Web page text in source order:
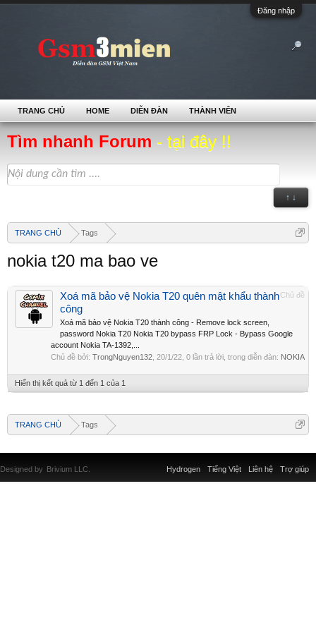
Đăng nhập
Tìm nhanh Forum - tại đây !!
↑ ↓
TRANG CHỦ Tags
nokia t20 ma bao ve
Chủ đề
Xoá mã bảo vệ Nokia T20 quên mật khẩu thành
công
Xoá mã bảo vệ Nokia T20 thành công - Remove lock screen,
password Nokia T20 Nokia T20 bypass FRP Lock - Bypass Google
account Nokia TA-1392,...
Chủ đề bởi: TrongNguyen132 20/1/22 , 0 lần trả lời, trong diễn đàn: NOKIA
Hiển thị kết quả từ 1 đến 1 của 1
TRANG CHỦ Tags
TRANG CHỦ HOME DIỄN ĐÀN THÀNH VIÊN
Liên hệ Trợ giúp
Hydrogen Tiếng Việt
Designed by Brivium LLC.